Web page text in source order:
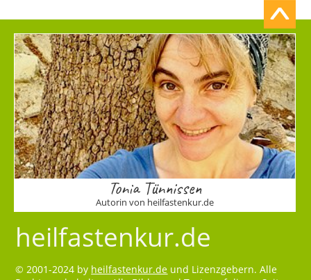
Tonia Tünnissen
Autorin von heilfastenkur.de
heilfastenkur.de
© 2001-2024 by heilfastenkur.de und Lizenzgebern. Alle